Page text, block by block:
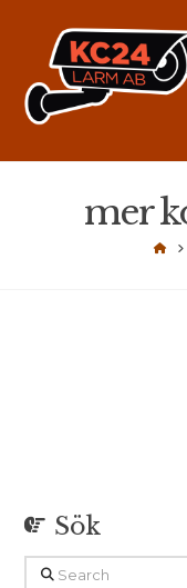
mer
Sök
Search